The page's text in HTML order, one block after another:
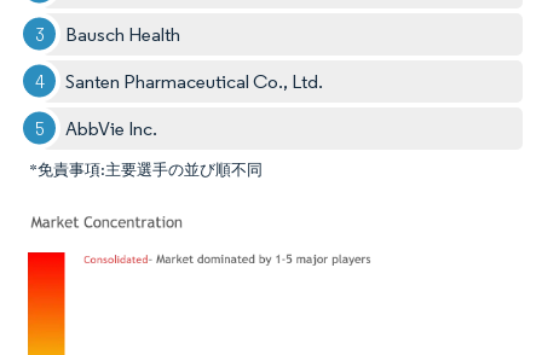
Bausch Health
Santen Pharmaceutical Co., Ltd.
AbbVie Inc.
*免責事項:主要選手の並び順不同